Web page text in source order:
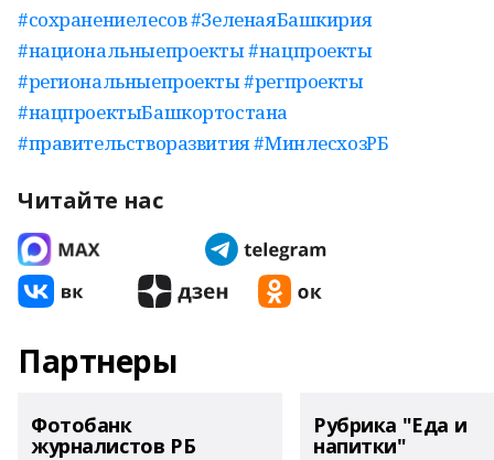
#сохранениелесов#ЗеленаяБашкирия
#национальныепроекты#нацпроекты
#региональныепроекты#регпроекты
#нацпроектыБашкортостана
#правительстворазвития#МинлесхозРБ
Читайте нас
Партнеры
Фотобанк
журналистов РБ
Рубрика "Еда и
напитки"